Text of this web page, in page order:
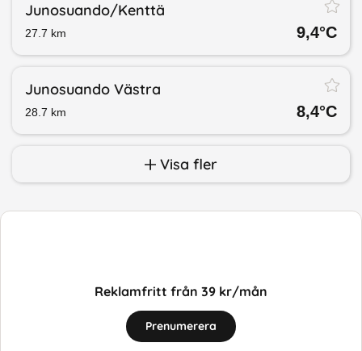
Junosuando/​Kenttä
27.7 km 9,4°C
Junosuando Västra
28.7 km 8,4°C
Visa fler
Reklamfritt från 39 kr/mån
Prenumerera